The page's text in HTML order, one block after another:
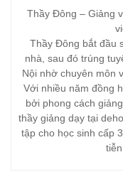
Thầy Đông – Giảng
Thầy Đông bắt đầu
nhà, sau đó trúng
Nội nhờ chuyên môn
Với nhiều năm đồng
bởi phong cách
thầy giảng dạy tại
tập cho học sinh cấp